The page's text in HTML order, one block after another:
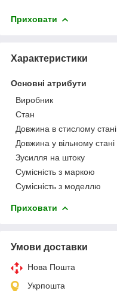
Приховати
Характеристики
Основні атрибути
Виробник
Стан
Довжина в стислому стані
Довжина у вільному стані
Зусилля на штоку
Сумісність з маркою
Сумісність з моделлю
Приховати
Умови доставки
Нова Пошта
Укрпошта